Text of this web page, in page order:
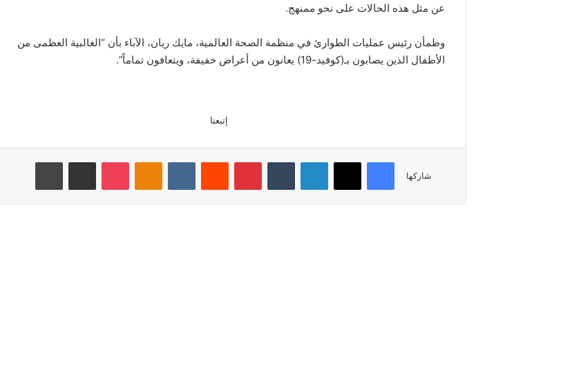
عن مثل هذه الحالات على نحو ممنهج.
وطمأن رئيس عمليات الطوارئ في منظمة الصحة العالمية، مايك ريان، الآباء بأن “الغالبية العظمى من
الأطفال الذين يصابون بـ(كوفيد-19) يعانون من أعراض خفيفة، ويتعافون تماماً”.
إتبعنا
شاركها
فيسبوك لينكدإن بينتيريست